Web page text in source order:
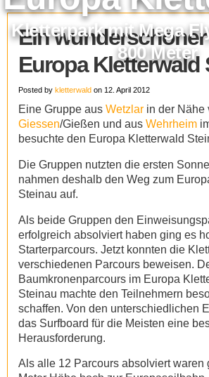
Kletterpark mit Mega
800 Meter
Ein wunderschöner
Europa Kletterwald
Posted by kletterwald on 12. April 2012
Eine Gruppe aus Wetzlar in der Nähe
Giessen/Gießen und aus Wehrheim
besuchte den Europa Kletterwald
Die Gruppen nutzten die ersten
nahmen deshalb den Weg zum
Steinau auf.
Als beide Gruppen den
erfolgreich absolviert haben ging es
Starterparcours. Jetzt konnten die
verschiedenen Parcours beweisen.
Baumkronenparcours im Europa
Steinau machte den Teilnehmern
schaffen. Von den unterschiedlichen
das Surfboard für die Meisten eine
Herausforderung.
Als alle 12 Parcours absolviert waren